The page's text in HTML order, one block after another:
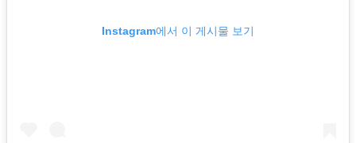
Instagram에서 이 게시물 보기